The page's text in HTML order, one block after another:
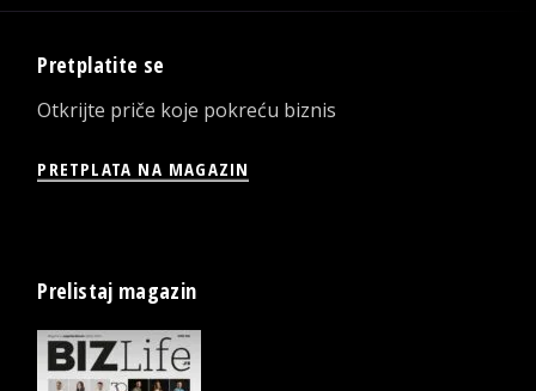
Pretplatite se
Otkrijte priče koje pokreću biznis
PRETPLATA NA MAGAZIN
Prelistaj magazin